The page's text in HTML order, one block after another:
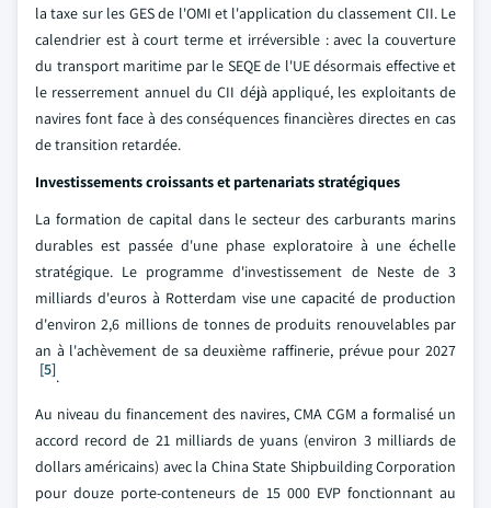
la taxe sur les GES de l'OMI et l'application du classement CII. Le
calendrier est à court terme et irréversible : avec la couverture
du transport maritime par le SEQE de l'UE désormais effective et
le resserrement annuel du CII déjà appliqué, les exploitants de
navires font face à des conséquences financières directes en cas
de transition retardée.
Investissements croissants et partenariats stratégiques
La formation de capital dans le secteur des carburants marins
durables est passée d'une phase exploratoire à une échelle
stratégique. Le programme d'investissement de Neste de 3
milliards d'euros à Rotterdam vise une capacité de production
d'environ 2,6 millions de tonnes de produits renouvelables par
an à l'achèvement de sa deuxième raffinerie, prévue pour 2027
[5].
Au niveau du financement des navires, CMA CGM a formalisé un
accord record de 21 milliards de yuans (environ 3 milliards de
dollars américains) avec la China State Shipbuilding Corporation
pour douze porte-conteneurs de 15 000 EVP fonctionnant au